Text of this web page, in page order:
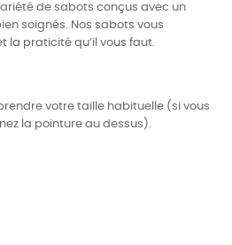
de sabots conçus avec un
soignés. Nos sabots vous
la praticité qu’il vous faut.
votre taille habituelle (si vous
la pointure au dessus).